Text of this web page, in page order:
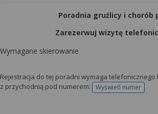
Poradnia gruźlicy i chorób
Zarezerwuj wizytę
Wymagane skierowanie
Rejestracja do tej poradni wymaga telefonicznego
z przychodnią pod numerem:
Wyświetl numer
telefonu do